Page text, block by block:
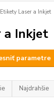
Etikety Laser a Inkjet
a Inkjet
parametre
Najdrahšie